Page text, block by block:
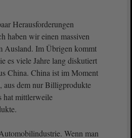
Herausforderungen
haben wir einen massiven
Ausland. Im Übrigen kommt
es viele Jahre lang diskutiert
China. China ist im Moment
aus dem nur Billigprodukte
hat mittlerweile
Wenn man